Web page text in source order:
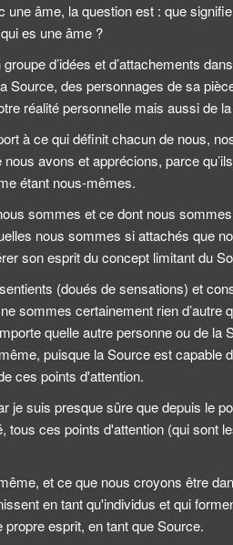
âme, la question est : que
es une âme ?
d’idées et d’attachements
Source, des personnages de sa
réalité personnelle mais aussi de
à ce qui définit chacun de nous,
avons et apprécions, parce
étant nous-mêmes.
sommes et ce dont nous
nous sommes si attachés que
son esprit du concept limitant du
(doués de sensations) et
sommes certainement rien d’autre
quelle autre personne ou de
puisque la Source est capable
ces points d'attention.
je suis presque sûre que depuis le
tous ces points d'attention (qui sont
et ce que nous croyons être
en tant qu'individus et qui
propre esprit, en tant que Source.